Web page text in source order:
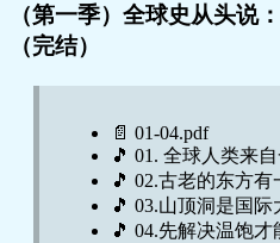
（第一季）全球史从头说
（完结）
📄 01-04.pdf
🎵 01. 全球人类来
🎵 02.古老的东方
🎵 03.山顶洞是国际
🎵 04.先解决温饱才